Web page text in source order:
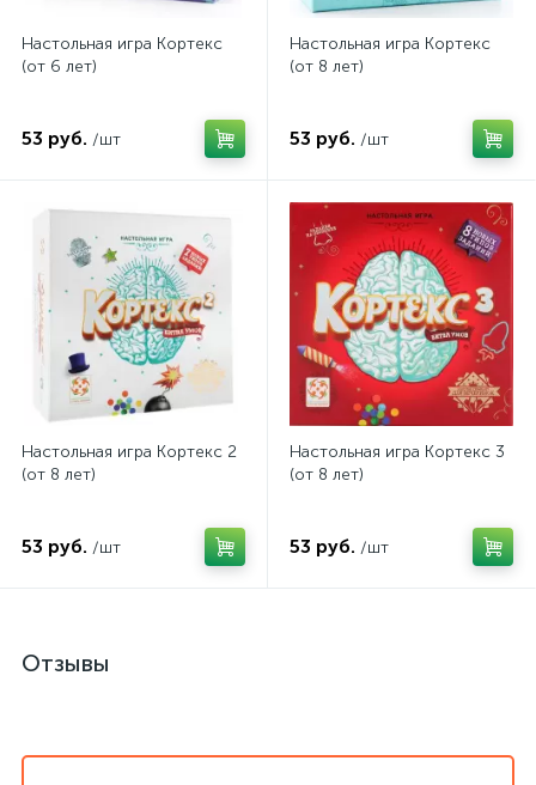
Настольная игра Кортекс
(от 6 лет)
53 руб. /шт
Настольная игра Кортекс
(от 8 лет)
53 руб. /шт
Настольная игра Кортекс 2
(от 8 лет)
53 руб. /шт
Настольная игра Кортекс 3
(от 8 лет)
53 руб. /шт
Отзывы